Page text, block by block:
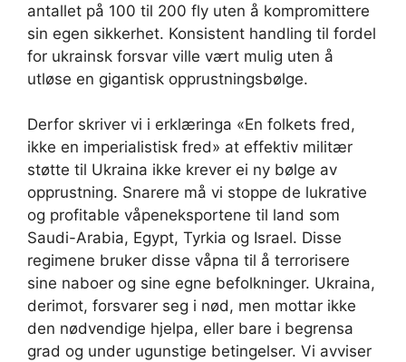
antallet på 100 til 200 fly uten å kompromittere
sin egen sikkerhet. Konsistent handling til fordel
for ukrainsk forsvar ville vært mulig uten å
utløse en gigantisk opprustningsbølge.
Derfor skriver vi i erklæringa «En folkets fred,
ikke en imperialistisk fred» at effektiv militær
støtte til Ukraina ikke krever ei ny bølge av
opprustning. Snarere må vi stoppe de lukrative
og profitable våpeneksportene til land som
Saudi-Arabia, Egypt, Tyrkia og Israel. Disse
regimene bruker disse våpna til å terrorisere
sine naboer og sine egne befolkninger. Ukraina,
derimot, forsvarer seg i nød, men mottar ikke
den nødvendige hjelpa, eller bare i begrensa
grad og under ugunstige betingelser. Vi avviser